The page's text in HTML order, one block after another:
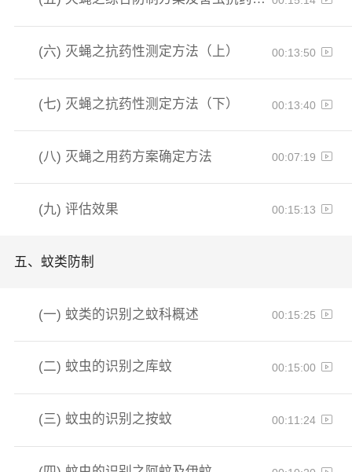
(六) 灭蝇之抗药性测定方法（上） 00:13:50
(七) 灭蝇之抗药性测定方法（下） 00:13:40
(八) 灭蝇之用药方案确定方法 00:07:19
(九)评估效果 00:15:13
五、 蚊类防制
(一) 蚊类的识别之蚊科概述 00:15:25
(二)蚊虫的识别之库蚊 00:15:00
(三)蚊虫的识别之按蚊 00:11:24